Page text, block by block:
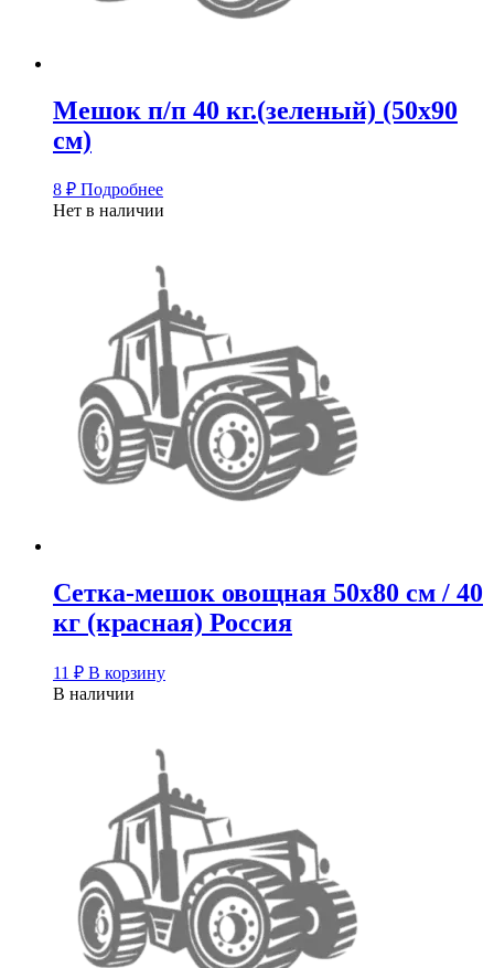
Мешок п/п 40 кг.(зеленый) (50х90
см)
8 ₽ Подробнее
Нет в наличии
Сетка-мешок овощная 50х80 см / 40
кг (красная) Россия
11 ₽ В корзину
В наличии